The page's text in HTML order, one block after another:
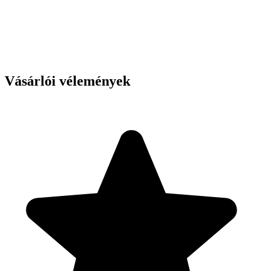
Vásárlói vélemények